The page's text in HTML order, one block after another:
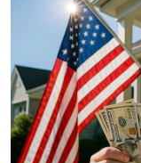
Asri Janggut